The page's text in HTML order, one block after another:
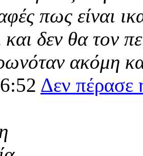
πως είναι
και δεν θα τον
ακόμη
Δεν πέρασε